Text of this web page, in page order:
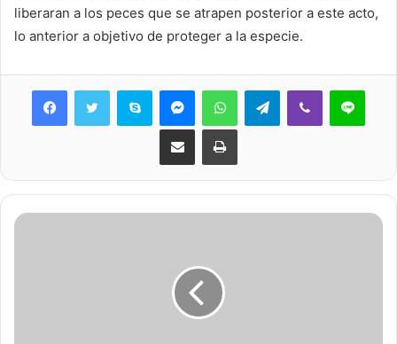
liberaran a los peces que se atrapen posterior a este acto,
lo anterior a objetivo de proteger a la especie.
Skype MessengerWhatsAppTelegramViber Line
Share via Email Print